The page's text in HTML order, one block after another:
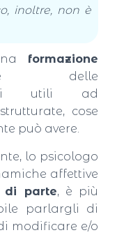
inoltre, non è
formazione
delle
utili ad
cose
può avere.
lo psicologo
affettive
di parte, è più
parlargli di
modificare e/o